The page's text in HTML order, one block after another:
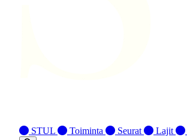
STUL Toiminta Seurat Lajit